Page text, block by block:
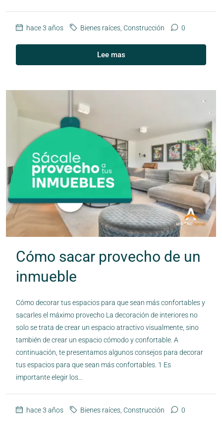
hace 3 años Bienes raíces Construcción 0
Lee mas
Cómo sacar provecho de un
inmueble
Cómo decorar tus espacios para que sean más confortables y
sacarles el máximo provecho La decoración de interiores no
solo se trata de crear un espacio atractivo visualmente, sino
también de crear un espacio cómodo y confortable. A
continuación, te presentamos algunos consejos para decorar
tus espacios para que sean más confortables. 1 Es
importante elegir los...
hace 3 años Bienes raíces, Construcción 0